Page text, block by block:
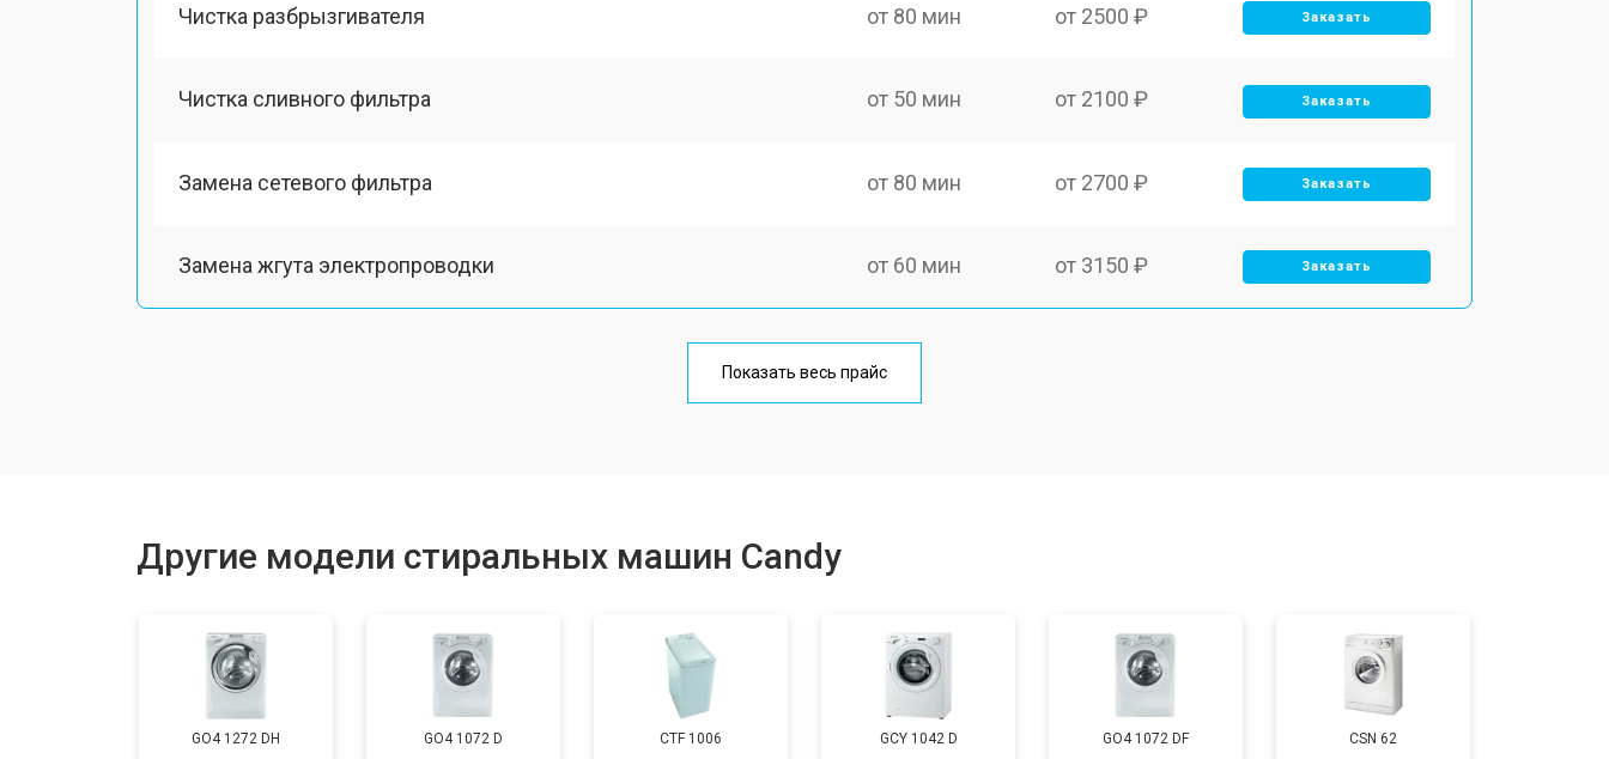
Чистка разбрызгивателя от 80 мин от 2500 ₽ Заказать
Чистка сливного фильтра от 50 мин от 2100 ₽ Заказать
Замена сетевого фильтра от 80 мин от 2700 ₽ Заказать
Замена жгута электропроводки от 60 мин от 3150 ₽ Заказать
от 100 мин
Замена шторок барабана от 100 мин от 3650 ₽ Заказать
Показать весь прайс
Другие модели стиральных машин Candy
GO4 1272 DH GO4 1072 D CTF 1006 GCY 1042 D GO4 1072 DF CSN 62